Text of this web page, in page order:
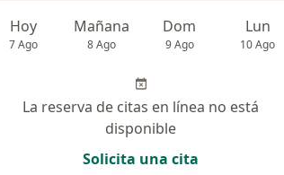
Hoy
7 Ago
Mañana
8 Ago
Dom
9 Ago
Lun
10 Ago
La reserva de citas en línea no está
disponible
Solicita una cita